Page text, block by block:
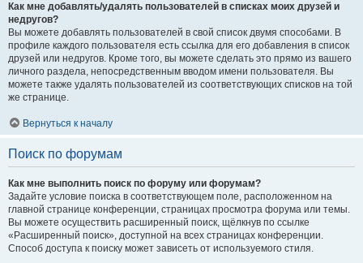
Как мне добавлять/удалять пользователей в списках моих друзей и
недругов?
Вы можете добавлять пользователей в свой список двумя способами. В
профиле каждого пользователя есть ссылка для его добавления в список
друзей или недругов. Кроме того, вы можете сделать это прямо из вашего
личного раздела, непосредственным вводом имени пользователя. Вы
можете также удалять пользователей из соответствующих списков на той
же странице.
Вернуться к началу
Поиск по форумам
Как мне выполнить поиск по форуму или форумам?
Задайте условие поиска в соответствующем поле, расположенном на
главной странице конференции, страницах просмотра форума или темы.
Вы можете осуществить расширенный поиск, щёлкнув по ссылке
«Расширенный поиск», доступной на всех страницах конференции.
Способ доступа к поиску может зависеть от используемого стиля.